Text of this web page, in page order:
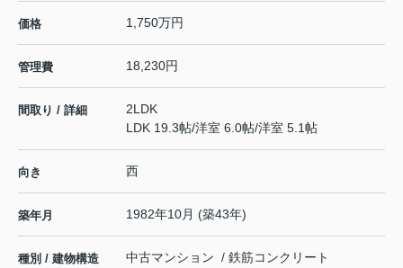
価格 1,750万円
管理費 18,230円
間取り / 詳細
2LDK
LDK 19.3帖/洋室 6.0帖/洋室 5.1帖
向き 西
築年月 1982年10月 (築43年)
種別 / 建物構造 中古マンション / 鉄筋コンクリート